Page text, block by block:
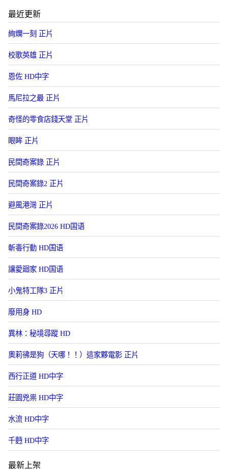
最近更新
絢爛一刻 正片
校歌英雄 正片
恩佐 HD中字
馬尼拉之最 正片
奇怪的零食店錢天堂 正片
眼眸 正片
民間奇案錄 正片
民間奇案錄2 正片
避風港灣 正片
民間奇案錄2026 HD国语
斬毒行動 HD国语
讓愛廻家 HD国语
小鬼特工隊3 正片
廢用身 HD
異林：秘境尋蹤 HD
奧莉彿是狗（天哪！！）這家夥電影 正片
西行正道 HD中字
莊園兇祟 HD中字
水流 HD中字
千麪 HD中字
最新上架